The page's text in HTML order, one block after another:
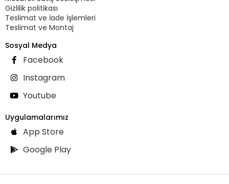
Gizlilik politikası
Teslimat ve İade İşlemleri
Teslimat ve Montaj
Sosyal Medya
Facebook
Instagram
Youtube
Uygulamalarımız
App Store
Google Play